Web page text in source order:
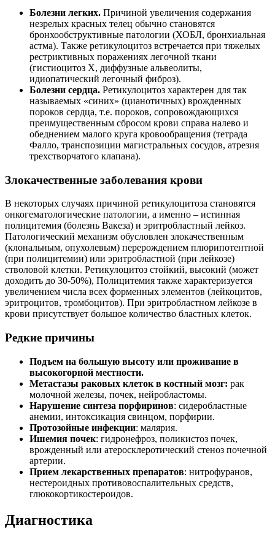
Болезни легких. Причиной увеличения содержания
незрелых красных телец обычно становятся
бронхообструктивные патологии (ХОБЛ, бронхиальная
астма). Также ретикулоцитоз встречается при тяжелых
рестриктивных поражениях легочной ткани
(гистиоцитоз X, диффузные альвеолиты,
идиопатический легочный фиброз).
Болезни сердца. Ретикулоцитоз характерен для так
называемых «синих» (цианотичных) врожденных
пороков сердца, т.е. пороков, сопровождающихся
преимущественным сбросом крови справа налево и
обеднением малого круга кровообращения (тетрада
Фалло, транспозиции магистральных сосудов, атрезия
трехстворчатого клапана).
Злокачественные заболевания крови
В некоторых случаях причиной ретикулоцитоза становятся
онкогематологические патологии, а именно – истинная
полицитемия (болезнь Вакеза) и эритробластный лейкоз.
Патологический механизм обусловлен злокачественным
(клональным, опухолевым) перерождением плюрипотентной
(при полицитемии) или эритробластной (при лейкозе)
стволовой клетки. Ретикулоцитоз стойкий, высокий (может
доходить до 30-50%), Полицитемия также характеризуется
увеличением числа всех форменных элементов (лейкоцитов,
эритроцитов, тромбоцитов). При эритробластном лейкозе в
крови присутствует большое количество бластных клеток.
Редкие причины
Подъем на большую высоту или проживание в
высокогорной местности.
Метастазы раковых клеток в костный мозг: рак
молочной железы, почек, нейробластомы.
Нарушение синтеза порфиринов: сидеробластные
анемии, интоксикация свинцом, порфирии.
Протозойные инфекции: малярия.
Ишемия почек: гидронефроз, поликистоз почек,
врожденный или атеросклеротический стеноз почечной
артерии.
Прием лекарственных препаратов: нитрофуранов,
нестероидных противовоспалительных средств,
глюкокортикостероидов.
Диагностика